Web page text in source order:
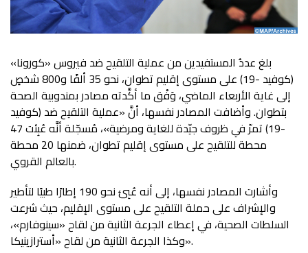
بلغ عددُ المستفيدين من عملية التلقيح ضد فيروس «كورونا»
(كوفيد -19) على مستوى إقليم تطوان، نحو 35 ألفًا و800 شخصٍ
إلى غاية الأربعاء الماضي، وَفْق ما أكَّدته مصادر بمندوبية الصحة
بتطوان. وأضافت المصادر نفسها، أنَّ «عملية التلقيح ضد (كوفيد
-19) تمرّ في ظروف جيّدة للغاية ومرضية»، مُسجّلة أنَّه عُبِئت 47
محطة للتلقيح على مستوى إقليم تطوان، ضمنها 20 محطة
بالعالم القروي.
وأشارت المصادر نفسها، إلى أنه عُبِئ نحو 190 إطارًا طبيًا لتأطير
والإشراف على حملة التلقيح على مستوى الإقليم، حيث شرعت
السلطات الصحية، في إعطاء الجرعة الثانية من لقاح «سينوفارم»،
وكذا الجرعة الثانية من لقاح «أسترازينيكا».